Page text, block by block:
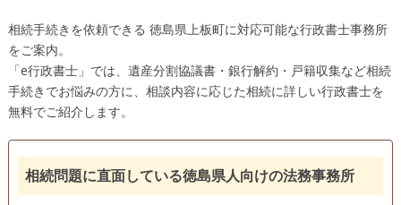
相続手続きを依頼できる 徳島県上板町に対応可能な行政書士事務所
をご案内。
「e行政書士」では、遺産分割協議書・銀行解約・戸籍収集など相続
手続きでお悩みの方に、相談内容に応じた相続に詳しい行政書士を
無料でご紹介します。
相続問題に直面している徳島県人向けの法務事務所